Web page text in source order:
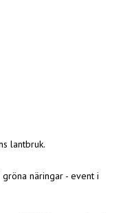
lantbruk.
näringar - event i